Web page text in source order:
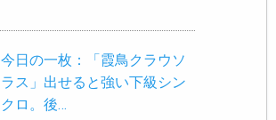
今日の一枚：「霞鳥クラウソ
ラス」出せると強い下級シン
クロ。後…